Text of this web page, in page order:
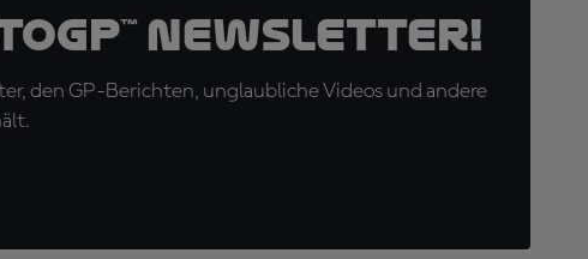
Newsletter!
den GP-Berichten, unglaubliche Videos und andere